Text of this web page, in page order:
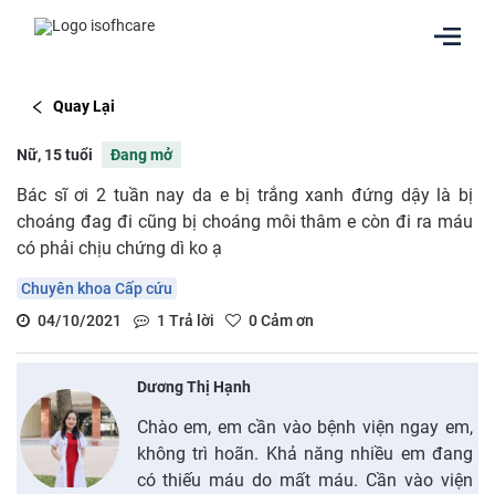
Quay Lại
Nữ, 15 tuổi Đang mở
Bác sĩ ơi 2 tuần nay da e bị trắng xanh đứng dậy là bị
choáng đag đi cũng bị choáng môi thâm e còn đi ra máu
có phải chịu chứng dì ko ạ
Chuyên khoa Cấp cứu
04/10/2021
1 Trả lời 0Cảm ơn
Dương Thị Hạnh
Chào em, em cần vào bệnh viện ngay em,
không trì hoãn. Khả năng nhiều em đang
có thiếu máu do mất máu. Cần vào viện